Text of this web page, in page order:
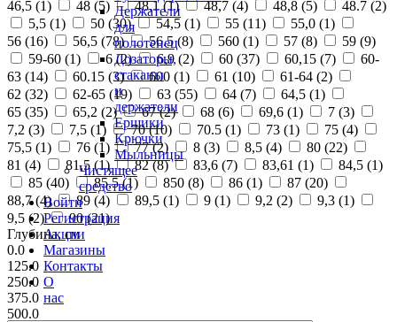
Держатели
для
полотенец
Дозаторы,
стаканы
и
держатели
Ершики
Крючки
Мыльницы
Чистящее
средство
Войти
Регистрация
Акции
Магазины
Контакты
О
нас
46,5 (1) 48 (5) 48,1 (1) 48,7 (4) 48,8 (5) 48.7 (2)
5,5 (1) 50 (30) 54,5 (1) 55 (11) 55,0 (1)
56 (16) 56,5 (78) 56.5 (8) 560 (1) 57 (8) 59 (9)
59-60 (1) 6 (2) 6,9 (2) 60 (37) 60,15 (7)
60-
63 (14) 60.15 (3) 600 (1) 61 (10) 61-64 (2)
62 (32) 62-65 (19) 63 (55) 64 (7) 64,5 (1)
65 (35) 65,2 (2) 67 (2) 68 (6) 69,6 (1) 7 (3)
7,2 (3) 7,5 (1) 70 (10) 70.5 (1) 73 (1) 75 (4)
75,5 (1) 76 (1) 77 (2) 8 (3) 8,5 (4) 80 (22)
81 (4) 81,5 (1) 82 (8) 83,6 (7) 83,61 (1) 84,5 (1)
85 (40) 85,5 (1) 850 (8) 86 (1) 87 (20)
88,7 (4) 89 (4) 89,5 (1) 9 (1) 9,2 (2) 9,3 (1)
9,5 (2) 90 (21)
Глубина, см
0.0
125.0
250.0
375.0
500.0